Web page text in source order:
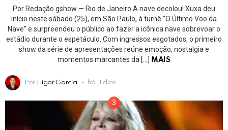
Por Redação gshow — Rio de Janeiro A nave decolou! Xuxa deu
início neste sábado (25), em São Paulo, à turnê “O Último Voo da
Nave” e surpreendeu o público ao fazer a icônica nave sobrevoar o
estádio durante o espetáculo. Com ingressos esgotados, o primeiro
show da série de apresentações reúne emoção, nostalgia e
momentos marcantes da […] MAIS
Por Higor Garcia há 11 dias